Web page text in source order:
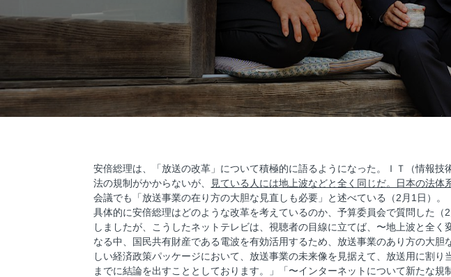
安倍総理は、「放送の改革」について積極的に語るようになった。ＩＴ（情報
法の規制がかからないが、
見ている人には地上波などと全く同じだ。日本の法体
会議でも「放送事業の在り方の大胆な見直しも必要」と述べている（2月1日）。
具体的に安倍総理はどのような改革を考えているのか、予算委員会で質問した
しましたが、こうしたネットテレビは、視聴者の目線に立てば、〜地上波と全
なる中、国民共有財産である電波を有効活用するため、放送事業のあり方の大
しい経済政策パッケージにおいて、放送事業の未来像を見据えて、放送用に割
までに結論を出すこととしております。」「〜インターネットについて新たな